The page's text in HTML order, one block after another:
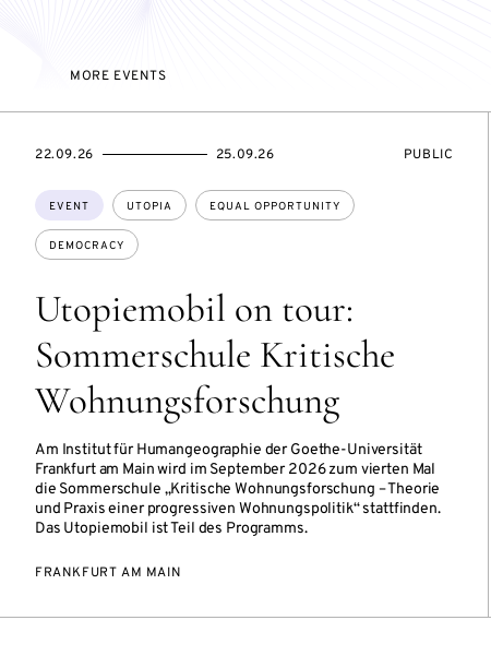
MORE EVENTS
Utopiemobil on tour:
Sommerschule Kritische
Wohnungsforschung
Am Institut für Humangeographie der Goethe-Universität
Frankfurt am Main wird im September 2026 zum vierten Mal
die Sommerschule „Kritische Wohnungsforschung – Theorie
und Praxis einer progressiven Wohnungspolitik“ stattfinden.
Das Utopiemobil ist Teil des Programms.
Topics:
EVENT UTOPIA EQUAL OPPORTUNITY
DEMOCRACY
STARTS
22.09.26
ENDS
25.09.26
EVENT
PUBLIC
FRANKFURT AM MAIN